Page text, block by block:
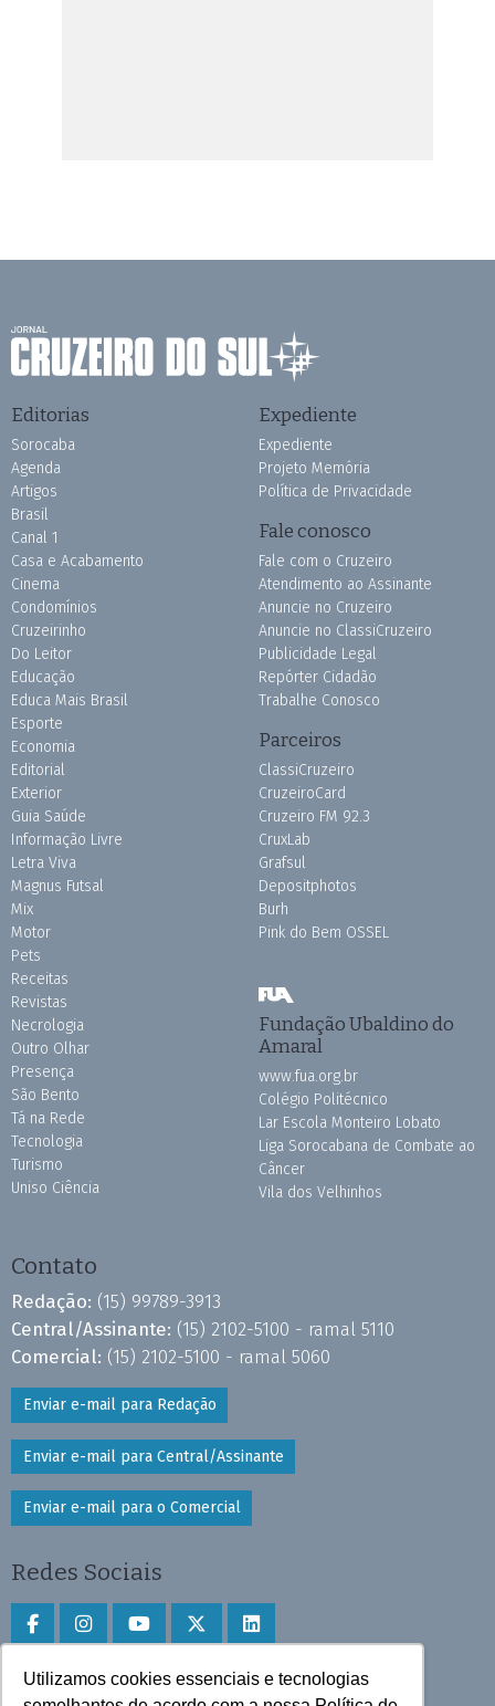
Utilizamos cookies essenciais e tecnologias
Editorias
Sorocaba
Agenda
Artigos
Brasil
Canal 1
Casa e Acabamento
Cinema
Condomínios
Cruzeirinho
Do Leitor
Educação
Educa Mais Brasil
Esporte
Economia
Editorial
Exterior
Guia Saúde
Informação Livre
Letra Viva
Magnus Futsal
Mix
Motor
Pets
Receitas
Revistas
Necrologia
Outro Olhar
Presença
São Bento
Tá na Rede
Tecnologia
Turismo
Uniso Ciência
Expediente
Expediente
Projeto Memória
Política de Privacidade
Fale conosco
Fale com o Cruzeiro
Atendimento ao Assinante
Anuncie no Cruzeiro
Anuncie no ClassiCruzeiro
Publicidade Legal
Repórter Cidadão
Trabalhe Conosco
Parceiros
ClassiCruzeiro
CruzeiroCard
Cruzeiro FM 92.3
CruxLab
Grafsul
Depositphotos
Burh
Pink do Bem OSSEL
Fundação Ubaldino do
Amaral
www.fua.org.br
Colégio Politécnico
Lar Escola Monteiro Lobato
Liga Sorocabana de Combate ao
Câncer
Vila dos Velhinhos
Contato
Redação: (15) 99789-3913
Central/Assinante: (15) 2102-5100 - ramal 5110
Comercial: (15) 2102-5100 - ramal 5060
Enviar e-mail para Redação
Enviar e-mail para Central/Assinante
Enviar e-mail para o Comercial
Redes Sociais
Faça download do aplicativo